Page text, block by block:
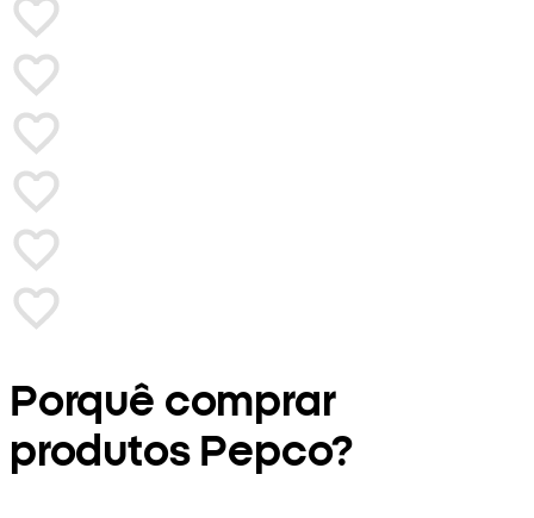
Porquê comprar
produtos Pepco?